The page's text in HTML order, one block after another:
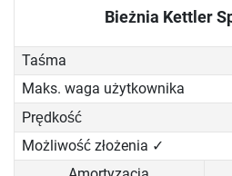
Bieżnia Kettler
Taśma
Maks. waga użytkownika
Prędkość
Możliwość złożenia ✓